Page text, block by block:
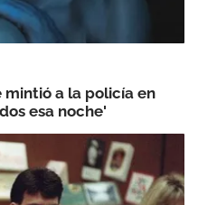
mintió a la policía en
esa noche'